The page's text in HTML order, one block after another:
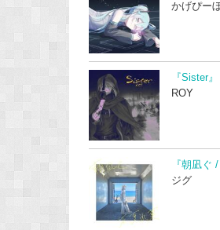
かげぴー
『Sister』
ROY
『朝凪ぐ
ジグ